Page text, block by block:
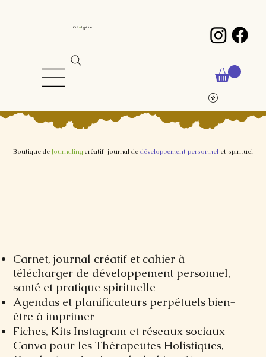
CréAtypique
Boutique deJournalingcréatif, journal dedéveloppement personnel et spirituel
Carnet, journal créatif et cahier à
télécharger de développement personnel,
santé et pratique spirituelle
Agendas et planificateurs perpétuels bien-
être à imprimer
Fiches, Kits Instagram et réseaux sociaux
Canva pour les Thérapeutes Holistiques,